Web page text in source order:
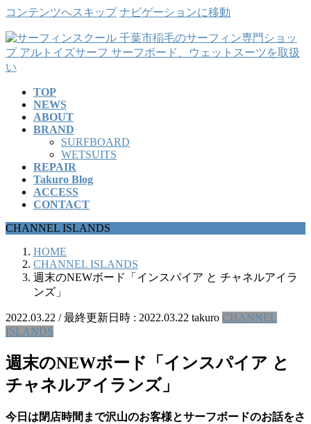
コンテンツへスキップ ナビゲーションに移動
TOP
NEWS
ABOUT
BRAND
SURFBOARD
WETSUITS
REPAIR
Takuro Blog
ACCESS
CONTACT
CHANNEL ISLANDS
HOME
CHANNEL ISLANDS
週末のNEWボード「インスパイア と チャネルアイラ
ンズ」
2022.03.22 / 最終更新日時 : 2022.03.22 takuro CHANNEL
ISLANDS
週末のNEWボード「インスパイア と
チャネルアイランズ」
今日は閉店時間まで沢山のお客様とサーフボードのお話をさ